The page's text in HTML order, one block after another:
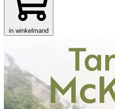
in winkelmand